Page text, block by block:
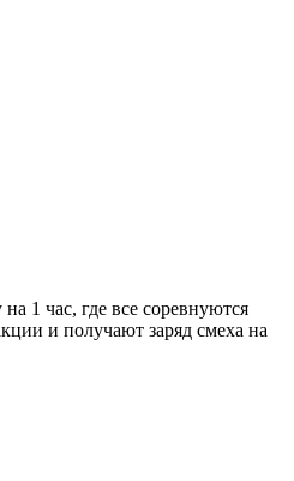
1 час, где все соревнуются
и получают заряд смеха на